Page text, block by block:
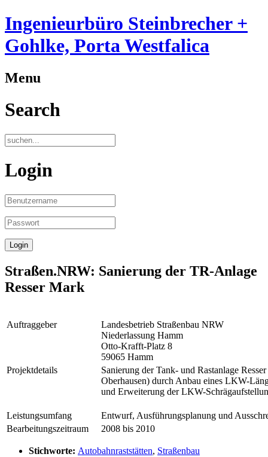
Ingenieurbüro Steinbrecher +
Gohlke, Porta Westfalica
Menu
Search
Login
Straßen.NRW: Sanierung der TR-Anlage
Resser Mark
Auftraggeber
Landesbetrieb Straßenbau NRW
Niederlassung Hamm
Otto-Krafft-Platz 8
59065 Hamm
Projektdetails
Sanierung der Tank- und Rastanlage
Oberhausen) durch Anbau eines LKW-
und Erweiterung der LKW-
Leistungsumfang
Entwurf, Ausführungsplanung und
Bearbeitungszeitraum
2008 bis 2010
Stichworte: Autobahnraststätten, Straßenbau